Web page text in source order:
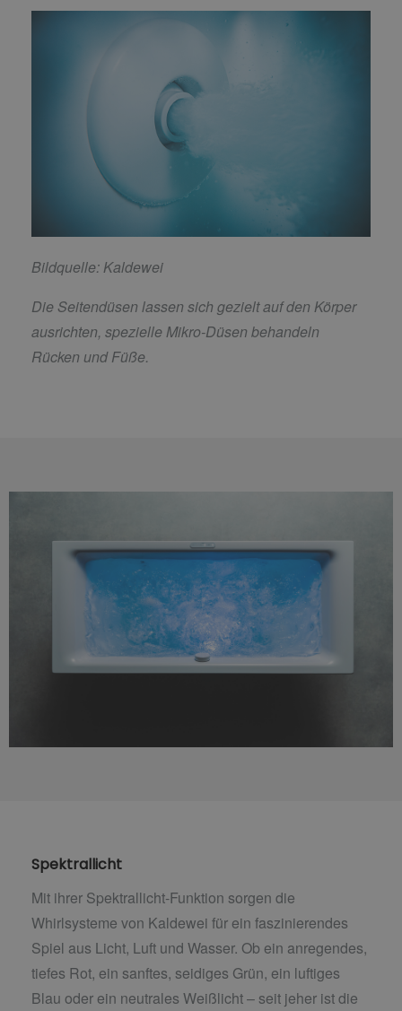
Bildquelle: Kaldewei
Die Seitendüsen lassen sich gezielt auf den Körper
ausrichten, spezielle Mikro-Düsen behandeln
Rücken und Füße.
Spektrallicht
Mit ihrer Spektrallicht-Funktion sorgen die
Whirlsysteme von Kaldewei für ein faszinierendes
Spiel aus Licht, Luft und Wasser. Ob ein anregendes,
tiefes Rot, ein sanftes, seidiges Grün, ein luftiges
Blau oder ein neutrales Weißlicht – seit jeher ist die